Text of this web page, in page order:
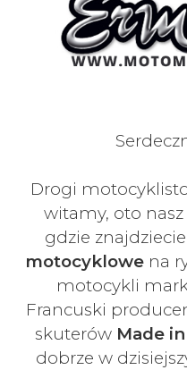
Drogi
witamy, oto nasz
gdzie
motocyklowena
motocykli
Francuski
skuterów Made
dobrze w